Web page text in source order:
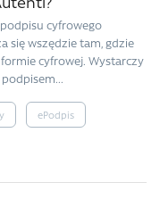
cyfrowego
się wszędzie tam, gdzie
cyfrowej. Wystarczy
ePodpis